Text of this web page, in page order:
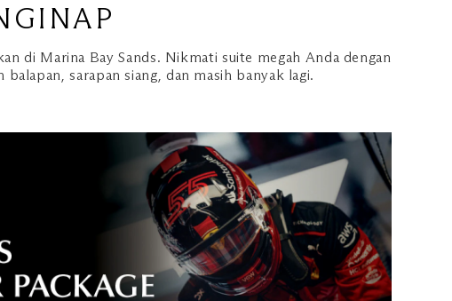
di Marina Bay Sands. Nikmati suite megah Anda dengan
sarapan siang, dan masih banyak lagi.